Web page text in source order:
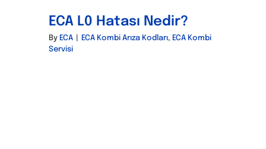
ECA L0 Hatası Nedir?
By ECA ECA Kombi Arıza Kodları, ECA Kombi
Servisi